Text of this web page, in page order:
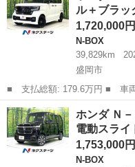
ビ アダプテ...
ル＋ブラ
1,720,000円
N-BOX
39,829km
盛岡市
■ 支払総額: 179.6万円 ■ 車両本体価格： 1,720,000 円 ■ メーカ
ー名： ホンダ ■ 車種名：
名： Ｌターボ スタイル＋
ｔｏｏｔｈ接...
岩手 盛岡市 N-BOX
ホンダ Ｎ
電動スラ
1,753,000円
N-BOX